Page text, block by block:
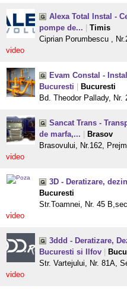
Alexa Total Instal -
pompe de...
Timis
Ciprian Porumbescu ,
video
Evam Constal -
Bucuresti
Bucuresti
Bd. Theodor Pallady,
Sancat Trans -
de marfa,...
Brasov
Brasovului, Nr.162,
video
3D - Deratizare,
Bucuresti
Str.Toamnei, Nr. 45
video
3ddd - Deratizare,
Bucuresti si Ilfov
Str. Vartejului, Nr. 81A,
video